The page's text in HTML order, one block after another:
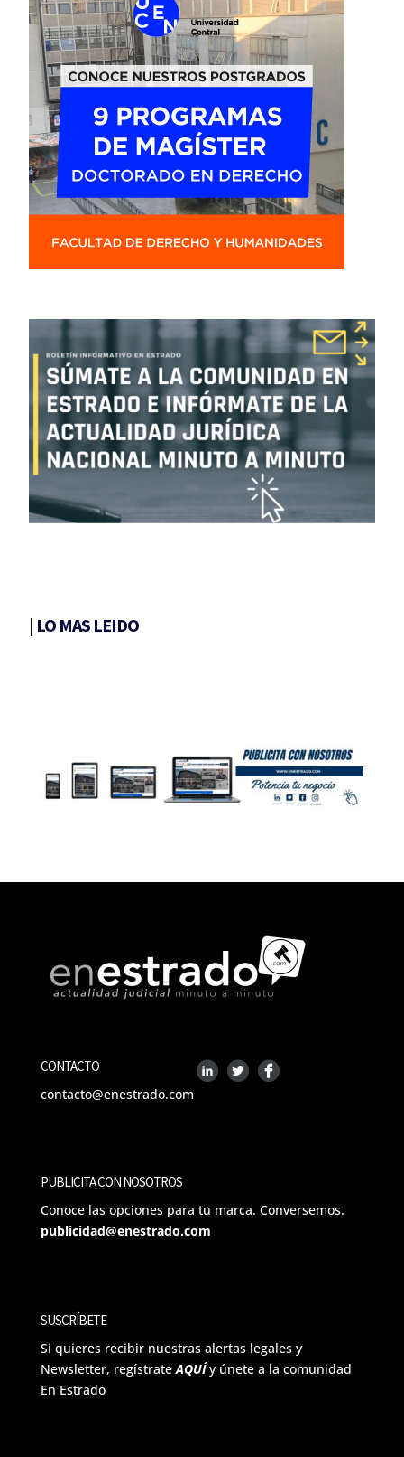
| LO MAS LEIDO
CONTACTO
contacto@enestrado.com
PUBLICITA CON NOSOTROS
Conoce las opciones para tu marca. Conversemos.
publicidad@enestrado.com
SUSCRÍBETE
Si quieres recibir nuestras alertas legales y
Newsletter, regístrateAQUÍ y únete a la comunidad
En Estrado